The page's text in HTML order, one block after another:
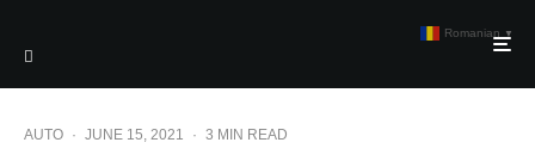
AUTO · JUNE 15, 2021 · 3 MIN READ
Romanian ▼